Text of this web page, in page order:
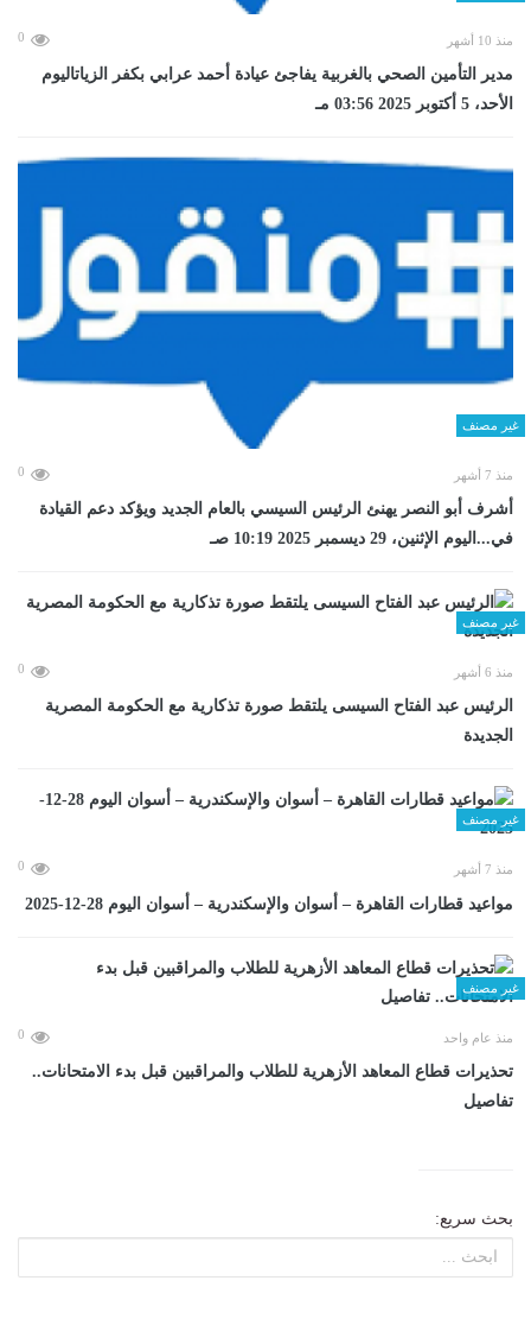
منذ 10 أشهر 0
مدير التأمين الصحي بالغربية يفاجئ عيادة أحمد عرابي بكفر الزياتاليوم
الأحد، 5 أكتوبر 2025 03:56 مـ
غير مصنف
منذ 7 أشهر 0
أشرف أبو النصر يهنئ الرئيس السيسي بالعام الجديد ويؤكد دعم القيادة
في...اليوم الإثنين، 29 ديسمبر 2025 10:19 صـ
غير مصنف
منذ 6 أشهر 0
الرئيس عبد الفتاح السيسى يلتقط صورة تذكارية مع الحكومة المصرية
الجديدة
غير مصنف
منذ 7 أشهر 0
مواعيد قطارات القاهرة – أسوان والإسكندرية – أسوان اليوم 28-12-2025
غير مصنف
منذ عام واحد 0
تحذيرات قطاع المعاهد الأزهرية للطلاب والمراقبين قبل بدء الامتحانات..
تفاصيل
بحث سريع: